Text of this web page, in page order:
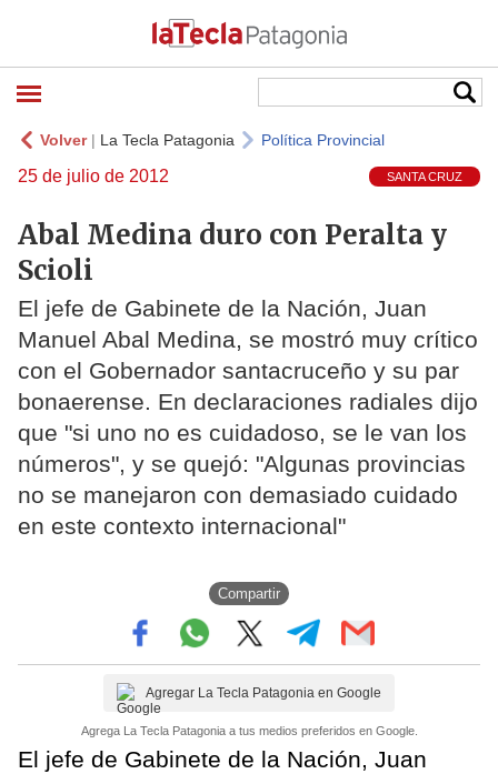
Volver| La Tecla Patagonia Política Provincial
25 de julio de 2012 SANTA CRUZ
Abal Medina duro con Peralta y
Scioli
El jefe de Gabinete de la Nación, Juan
Manuel Abal Medina, se mostró muy crítico
con el Gobernador santacruceño y su par
bonaerense. En declaraciones radiales dijo
que "si uno no es cuidadoso, se le van los
números", y se quejó: "Algunas provincias
no se manejaron con demasiado cuidado
en este contexto internacional"
Compartir
Agregar La Tecla Patagonia en Google
Agrega La Tecla Patagonia a tus medios preferidos en Google.
El jefe de Gabinete de la Nación, Juan